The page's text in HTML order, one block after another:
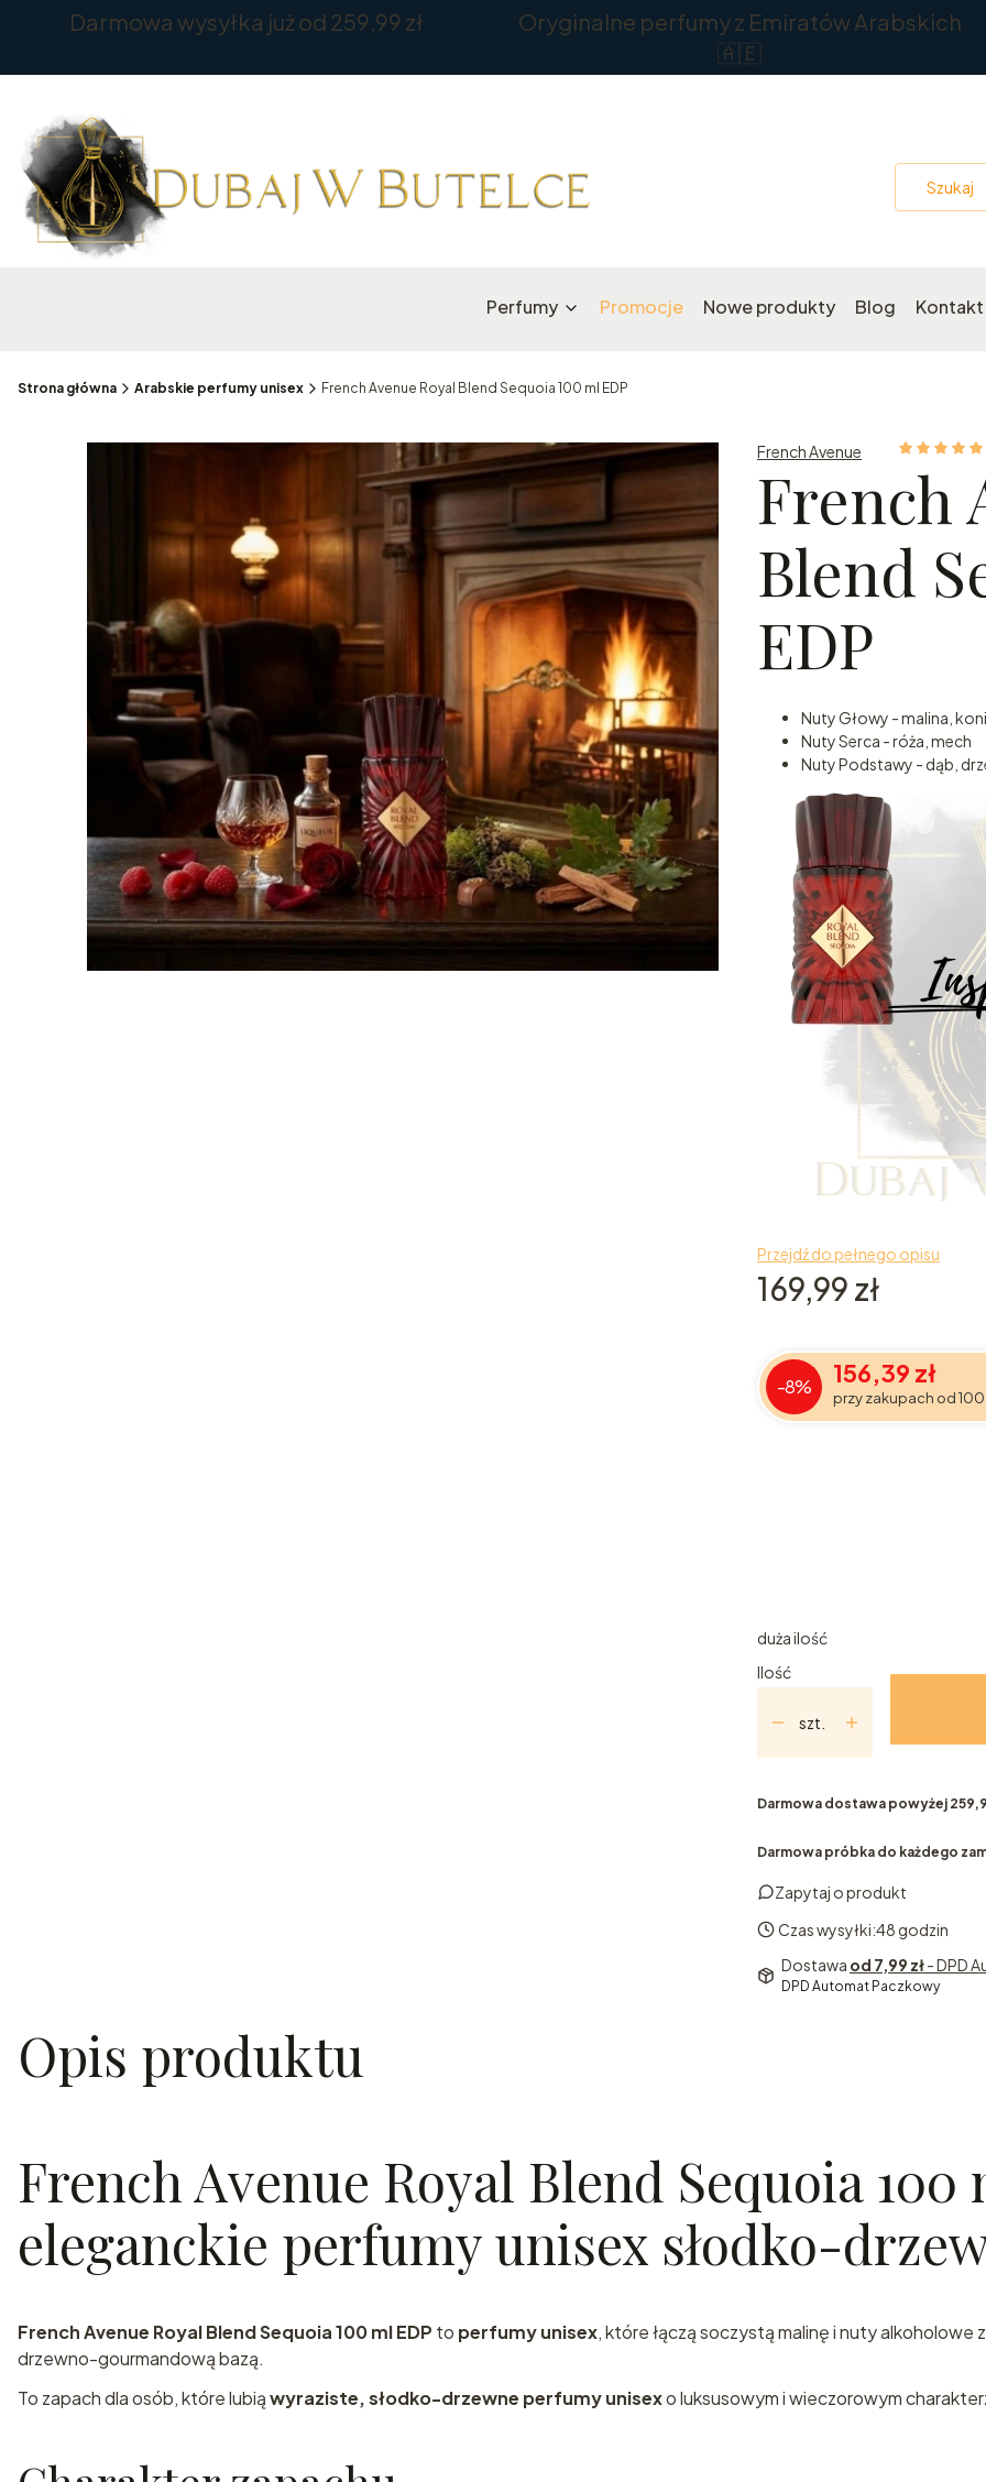
Darmowa wysyłka już od 259,99 zł
Oryginalne perfumy z Emiratów Arabskich
🇦🇪
Perfumy Promocje Nowe produkty Blog Kontakt
Strona główna Arabskie perfumy unisex French Avenue Royal Blend Sequoia 100 ml EDP
French Avenue
French
Blend
EDP
Nuty Głowy - malina,
Nuty Serca - róża, mech
Nuty Podstawy - dąb,
Przejdź do pełnego opisu
Cena
169,99 zł
-8% 156,39 zł
przy zakupach od
duża ilość
Ilość
szt.
Darmowa dostawa powyżej
Darmowa próbka do każdego
Zapytaj o produkt
Czas wysyłki:48 godzin
Dostawa od 7,99 zł- DPD
DPD Automat Paczkowy
Opis produktu
French Avenue Royal Blend Sequoia 100
eleganckie perfumy unisex słodko-
French Avenue Royal Blend Sequoia 100 ml EDP to perfumy unisex, które łączą soczystą malinę i nuty alkoholowe
drzewno-gourmandową bazą.
To zapach dla osób, które lubiąwyraziste, słodko-drzewne perfumy unisexo luksusowym i wieczorowym
do
perfum